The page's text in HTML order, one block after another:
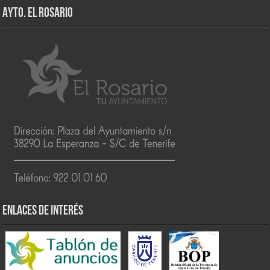
AYTO. EL ROSARIO
ENLACES DE INTERÉS